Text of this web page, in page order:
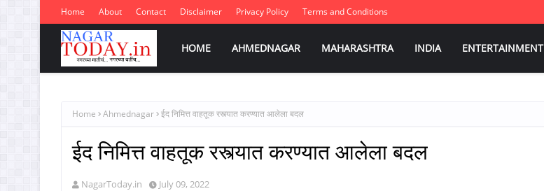
Home About Contact Disclaimer Privacy Policy Terms and Conditions
HOME AHMEDNAGAR MAHARASHTRA INDIA ENTERTAINMENT
Home Ahmednagar ईद निमित्त वाहतूक रस्त्यात करण्यात आलेला बदल
ईद निमित्त वाहतूक रस्त्यात करण्यात आलेला बदल
NagarToday.in July 09, 2022